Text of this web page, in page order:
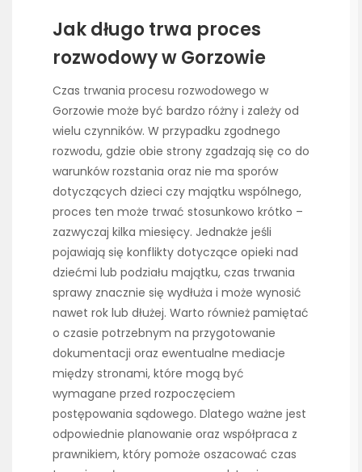
Jak długo trwa proces
rozwodowy w Gorzowie
Czas trwania procesu rozwodowego w
Gorzowie może być bardzo różny i zależy od
wielu czynników. W przypadku zgodnego
rozwodu, gdzie obie strony zgadzają się co do
warunków rozstania oraz nie ma sporów
dotyczących dzieci czy majątku wspólnego,
proces ten może trwać stosunkowo krótko –
zazwyczaj kilka miesięcy. Jednakże jeśli
pojawiają się konflikty dotyczące opieki nad
dziećmi lub podziału majątku, czas trwania
sprawy znacznie się wydłuża i może wynosić
nawet rok lub dłużej. Warto również pamiętać
o czasie potrzebnym na przygotowanie
dokumentacji oraz ewentualne mediacje
między stronami, które mogą być
wymagane przed rozpoczęciem
postępowania sądowego. Dlatego ważne jest
odpowiednie planowanie oraz współpraca z
prawnikiem, który pomoże oszacować czas